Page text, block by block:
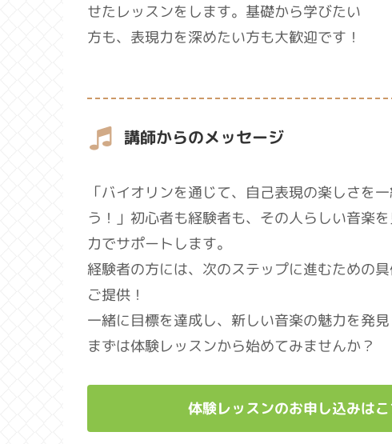
せたレッスンをします。基礎から学びたい
方も、表現力を深めたい方も大歓迎です！
講師からのメッセージ
「バイオリンを通じて、自己表現の楽しさを
う！」初心者も経験者も、その人らしい音楽
力でサポートします。
経験者の方には、次のステップに進むための
ご提供！
一緒に目標を達成し、新しい音楽の魅力を発見
まずは体験レッスンから始めてみませんか？
体験レッスンのお申し込みは